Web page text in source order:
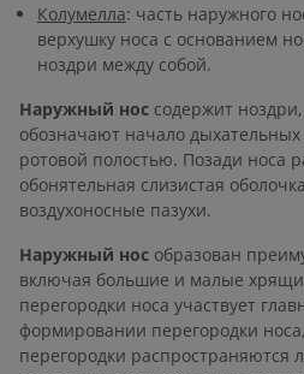
Колумелла: часть наружного
верхушку носа с основанием
ноздри между собой.
Наружный нос содержит
обозначают начало дыхательных
ротовой полостью. Позади носа
обонятельная слизистая
воздухоносные пазухи.
Наружный нос образован
включая большие и малые
перегородки носа участвует
формировании перегородки
перегородки распространяются